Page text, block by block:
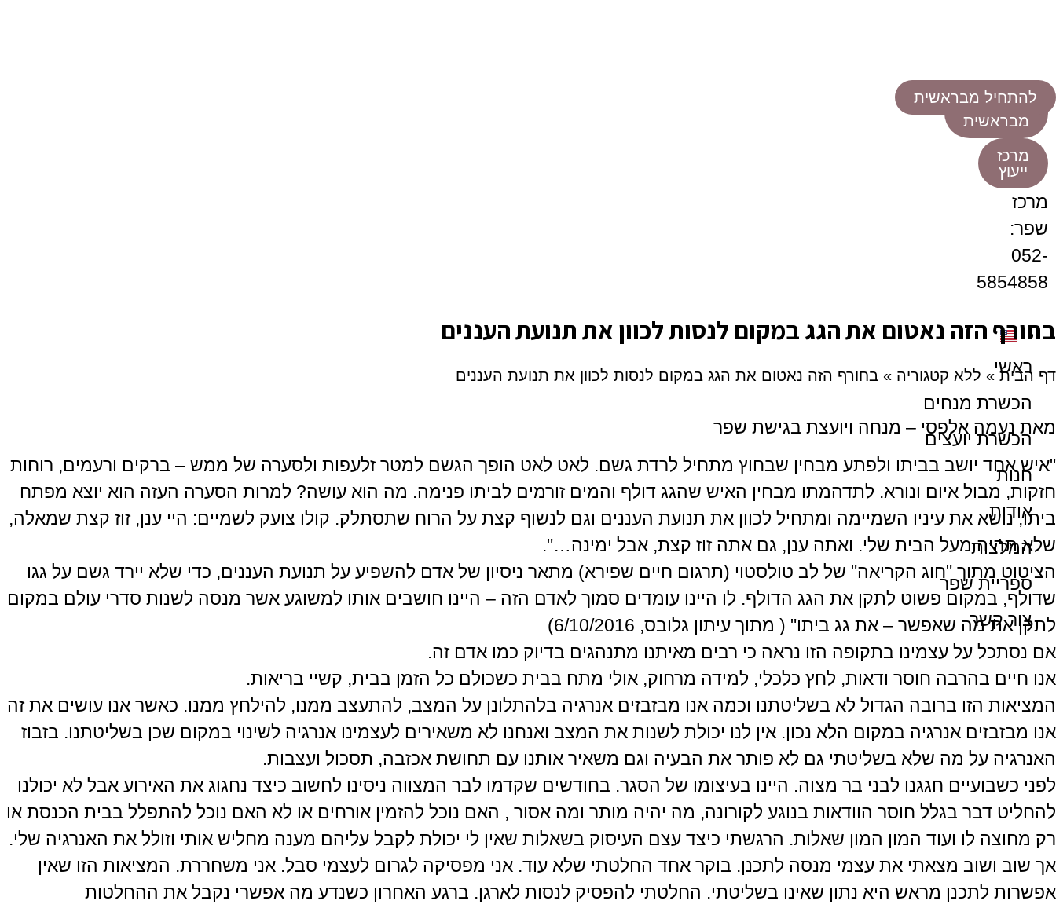
להתחיל
מבראשית
מרכז
ייעוץ
מרכז
שפר:
052-
5854858
ראשי
הכשרת מנחים
הכשרת יועצים
חנות
אודות
המלצות
ספריית שפר
צור קשר
בחורף הזה נאטום את הגג במקום לנסות לכוון את תנועת העננים
דף הבית » ללא קטגוריה » בחורף הזה נאטום את הגג במקום לנסות לכוון את תנועת העננים
מאת נעמה אלפסי – מנחה ויועצת בגישת שפר
"איש אחד יושב בביתו ולפתע מבחין שבחוץ מתחיל לרדת גשם. לאט לאט הופך הגשם למטר זלעפות ולסערה של ממש – ברקים ורעמים, רוחות
חזקות, מבול איום ונורא. לתדהמתו מבחין האיש שהגג דולף והמים זורמים לביתו פנימה. מה הוא עושה? למרות הסערה העזה הוא יוצא מפתח
ביתו, נושא את עיניו השמיימה ומתחיל לכוון את תנועת העננים וגם לנשוף קצת על הרוח שתסתלק. קולו צועק לשמיים: היי ענן, זוז קצת שמאלה,
שלא תהיה מעל הבית שלי. ואתה ענן, גם אתה זוז קצת, אבל ימינה…".
הציטוט מתוך "חוג הקריאה" של לב טולסטוי (תרגום חיים שפירא) מתאר ניסיון של אדם להשפיע על תנועת העננים, כדי שלא יירד גשם על גגו
שדולף, במקום פשוט לתקן את הגג הדולף. לו היינו עומדים סמוך לאדם הזה – היינו חושבים אותו למשוגע אשר מנסה לשנות סדרי עולם במקום
לתקן את מה שאפשר – את גג ביתו" ( מתוך עיתון גלובס, 6/10/2016)
אם נסתכל על עצמינו בתקופה הזו נראה כי רבים מאיתנו מתנהגים בדיוק כמו אדם זה.
אנו חיים בהרבה חוסר ודאות, לחץ כלכלי, למידה מרחוק, אולי מתח בבית כשכולם כל הזמן בבית, קשיי בריאות.
המציאות הזו ברובה הגדול לא בשליטתנו וכמה אנו מבזבזים אנרגיה בלהתלונן על המצב, להתעצב ממנו, להילחץ ממנו. כאשר אנו עושים את זה
אנו מבזבזים אנרגיה במקום הלא נכון. אין לנו יכולת לשנות את המצב ואנחנו לא משאירים לעצמינו אנרגיה לשינוי במקום שכן בשליטתנו. בזבוז
האנרגיה על מה שלא בשליטתי גם לא פותר את הבעיה וגם משאיר אותנו עם תחושת אכזבה, תסכול ועצבות.
לפני כשבועיים חגגנו לבני בר מצוה. היינו בעיצומו של הסגר. בחודשים שקדמו לבר המצווה ניסינו לחשוב כיצד נחגוג את האירוע אבל לא יכולנו
להחליט דבר בגלל חוסר הוודאות בנוגע לקורונה, מה יהיה מותר ומה אסור , האם נוכל להזמין אורחים או לא האם נוכל להתפלל בבית הכנסת או
רק מחוצה לו ועוד המון המון שאלות. הרגשתי כיצד עצם העיסוק בשאלות שאין לי יכולת לקבל עליהם מענה מחליש אותי וזולל את האנרגיה שלי.
אך שוב ושוב מצאתי את עצמי מנסה לתכנן. בוקר אחד החלטתי שלא עוד. אני מפסיקה לגרום לעצמי סבל. אני משחררת. המציאות הזו שאין
אפשרות לתכנן מראש היא נתון שאינו בשליטתי. החלטתי להפסיק לנסות לארגן. ברגע האחרון כשנדע מה אפשרי נקבל את ההחלטות